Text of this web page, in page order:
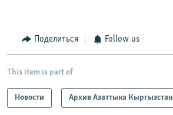
Поделиться Follow us
This item is part of
Новости Архив Азаттыка Кыргызстан